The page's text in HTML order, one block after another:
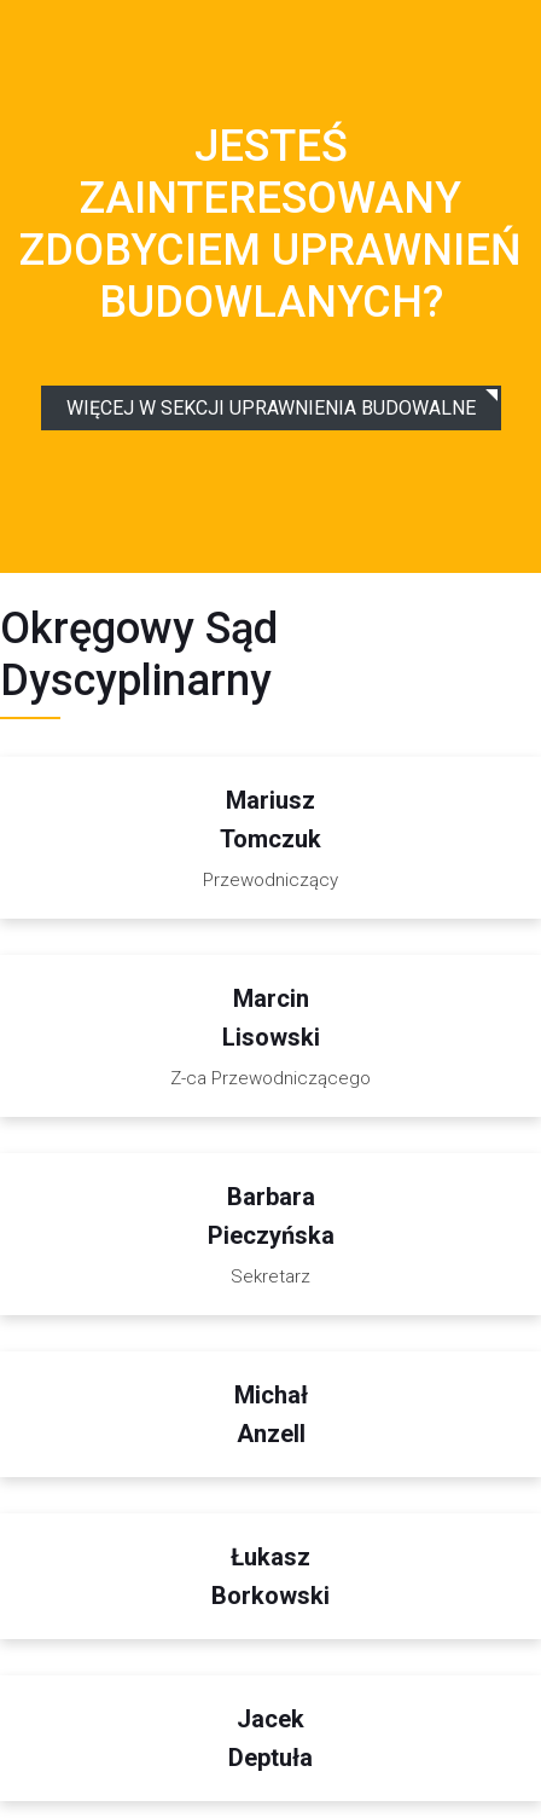
JESTEŚ
ZAINTERESOWANY
ZDOBYCIEM UPRAWNIEŃ
BUDOWLANYCH?
WIĘCEJ W SEKCJI UPRAWNIENIA BUDOWALNE
Okręgowy Sąd
Dyscyplinarny
Mariusz
Tomczuk
Przewodniczący
Marcin
Lisowski
Z-ca Przewodniczącego
Barbara
Pieczyńska
Sekretarz
Michał
Anzell
Łukasz
Borkowski
Jacek
Deptuła